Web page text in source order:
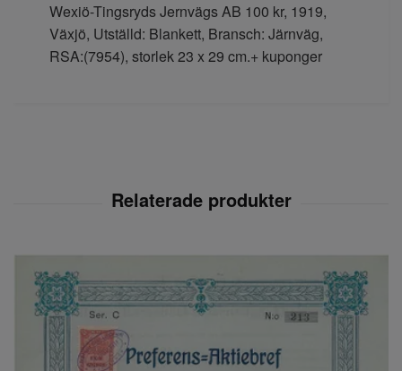
Wexiö-Tingsryds Jernvägs AB 100 kr, 1919,
Växjö, Utställd: Blankett, Bransch: Järnväg,
RSA:(7954), storlek 23 x 29 cm.+ kuponger